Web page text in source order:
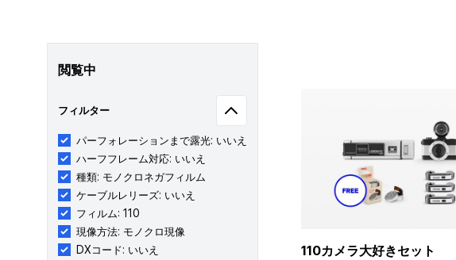
閲覧中
フィルター
パーフォレーションまで露光: いいえ
ハーフフレーム対応: いいえ
種類: モノクロネガフィルム
ケーブルレリーズ: いいえ
フィルム: 110
現像方法: モノクロ現像
DXコード: いいえ
110カメラ大好きセット